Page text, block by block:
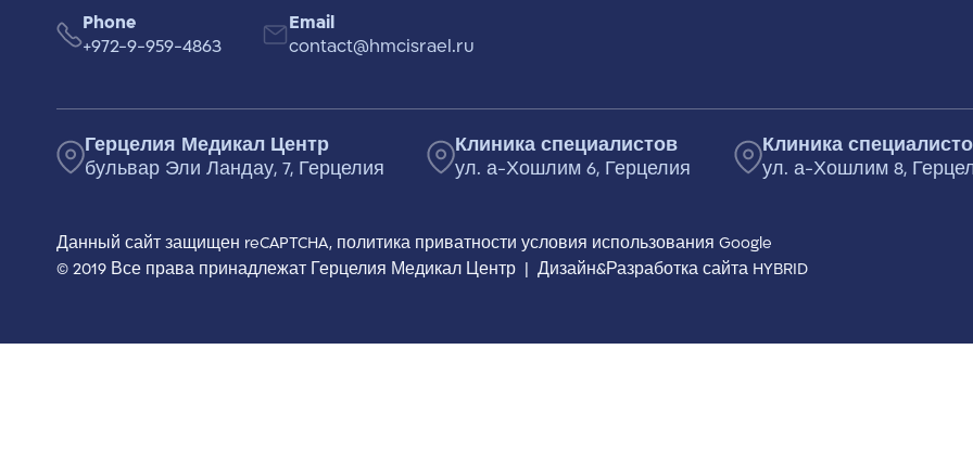
Phone
+972-9-959-4863
Email
contact@hmcisrael.ru
Герцелия Медикал Центр
бульвар Эли Ландау, 7, Герцелия
Клиника специалистов
ул. а-Хошлим 6, Герцелия
Клиника
ул. а-Хошлим 8,
Данный сайт защищен reCAPTCHA, политика приватности условия использования Google
© 2019 Все права принадлежат Герцелия Медикал Центр
Дизайн&Разработка сайта HYBRID